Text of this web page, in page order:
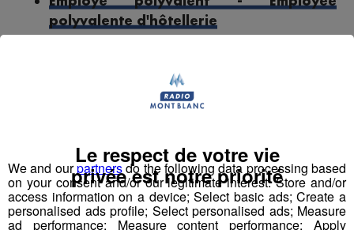
polyvalente d'hôtellerie
nageuse sauveteuse
Responsable accueil restauration H-F
Serveur - Serveuse de restaurant
We and ourpartnersdo the following data processing based
on your consent and/or our legitimate interest: Store and/or
access information on a device; Select basic ads; Create a
personalised ads profile; Select personalised ads; Measure
ad performance; Measure content performance; Apply
Le respect de votre vie
privée est notre priorité